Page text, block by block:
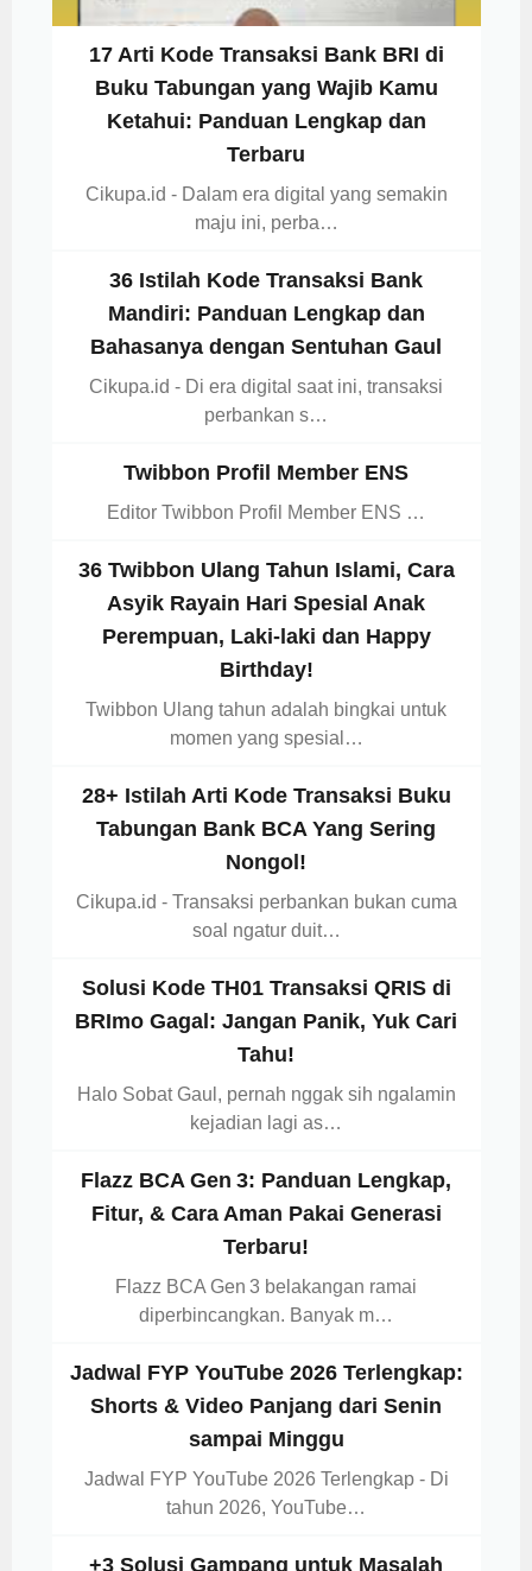
17 Arti Kode Transaksi Bank BRI di
Buku Tabungan yang Wajib Kamu
Ketahui: Panduan Lengkap dan
Terbaru
Cikupa.id - Dalam era digital yang semakin
maju ini, perba…
36 Istilah Kode Transaksi Bank
Mandiri: Panduan Lengkap dan
Bahasanya dengan Sentuhan Gaul
Cikupa.id - Di era digital saat ini, transaksi
perbankan s…
Twibbon Profil Member ENS
Editor Twibbon Profil Member ENS …
36 Twibbon Ulang Tahun Islami, Cara
Asyik Rayain Hari Spesial Anak
Perempuan, Laki-laki dan Happy
Birthday!
Twibbon Ulang tahun adalah bingkai untuk
momen yang spesial…
28+ Istilah Arti Kode Transaksi Buku
Tabungan Bank BCA Yang Sering
Nongol!
Cikupa.id - Transaksi perbankan bukan cuma
soal ngatur duit…
Solusi Kode TH01 Transaksi QRIS di
BRImo Gagal: Jangan Panik, Yuk Cari
Tahu!
Halo Sobat Gaul, pernah nggak sih ngalamin
kejadian lagi as…
Flazz BCA Gen 3: Panduan Lengkap,
Fitur, & Cara Aman Pakai Generasi
Terbaru!
Flazz BCA Gen 3 belakangan ramai
diperbincangkan. Banyak m…
Jadwal FYP YouTube 2026 Terlengkap:
Shorts & Video Panjang dari Senin
sampai Minggu
Jadwal FYP YouTube 2026 Terlengkap - Di
tahun 2026, YouTube…
+3 Solusi Gampang untuk Masalah